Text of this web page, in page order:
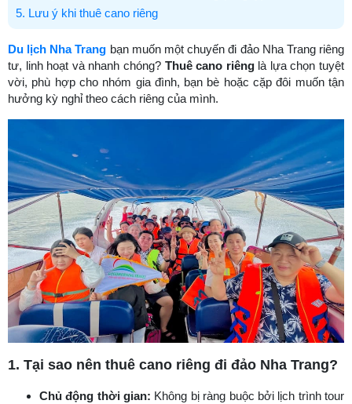
5. Lưu ý khi thuê cano riêng
Du lịch Nha Trang bạn muốn một chuyến đi đảo Nha Trang riêng
tư, linh hoạt và nhanh chóng? Thuê cano riênglà lựa chọn tuyệt
vời, phù hợp cho nhóm gia đình, bạn bè hoặc cặp đôi muốn tận
hưởng kỳ nghỉ theo cách riêng của mình.
1. Tại sao nên thuê cano riêng đi đảo Nha Trang?
Chủ động thời gian: Không bị ràng buộc bởi lịch trình tour